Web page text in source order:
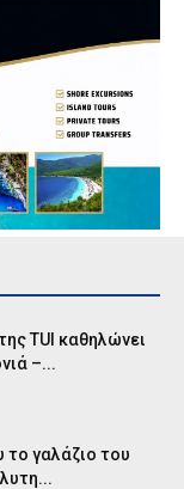
TUI καθηλώνει
–...
το γαλάζιο του